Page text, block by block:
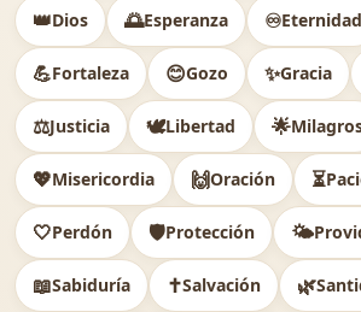
👑Dios 🌅Esperanza ♾️Eternidad
💪Fortaleza 😊Gozo ✨Gracia
⚖️Justicia 🕊Libertad 🌟
💖Misericordia 🙌Oración ⏳
🤍Perdón 🛡️Protección 🌤️
📖Sabiduría ✝️Salvación 🌿